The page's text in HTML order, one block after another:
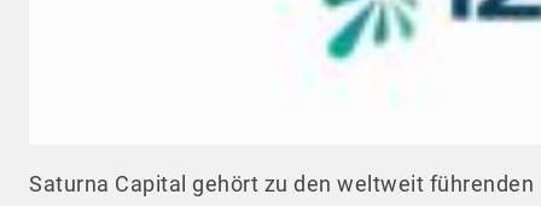
Saturna Capital gehört zu den weltweit